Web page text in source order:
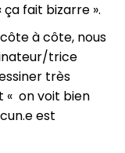
ça fait bizarre ».
à côte, nous
trice
très
« on voit bien
est